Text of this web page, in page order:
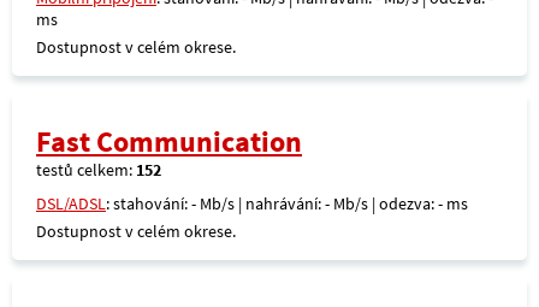
ms
Dostupnost v celém okrese.
Fast Communication
testů celkem: 152
DSL/ADSL: stahování: - Mb/s | nahrávání: - Mb/s | odezva: - ms
Dostupnost v celém okrese.